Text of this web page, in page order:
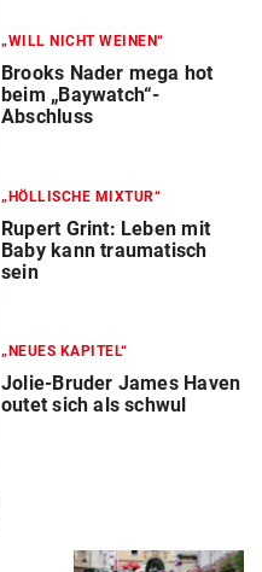
„WILL NICHT WEINEN“
Brooks Nader mega hot
beim „Baywatch“-
Abschluss
„HÖLLISCHE MIXTUR“
Rupert Grint: Leben mit
Baby kann traumatisch
sein
„NEUES KAPITEL“
Jolie-Bruder James Haven
outet sich als schwul